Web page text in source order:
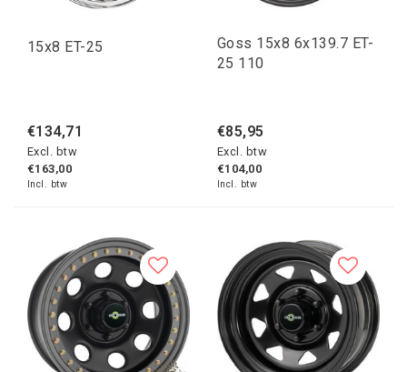
15x8 ET-25
€134,71
Excl. btw
€163,00
Incl. btw
Goss 15x8 6x139.7 ET-
25 110
€85,95
Excl. btw
€104,00
Incl. btw